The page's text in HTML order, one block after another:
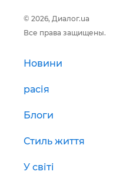
© 2026, Диалог.ua
Все права защищены.
Новини
расія
Блоги
Стиль життя
У світі